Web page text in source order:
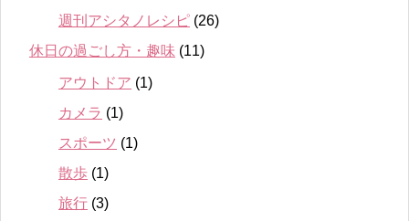
週刊アシタノレシピ (26)
休日の過ごし方・趣味 (11)
アウトドア (1)
カメラ (1)
スポーツ (1)
散歩 (1)
旅行 (3)